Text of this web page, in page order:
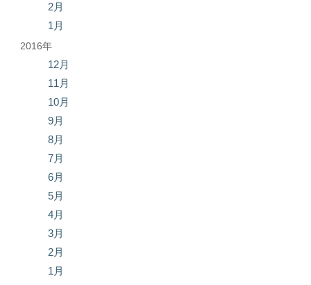
2月
1月
2016年
12月
11月
10月
9月
8月
7月
6月
5月
4月
3月
2月
1月